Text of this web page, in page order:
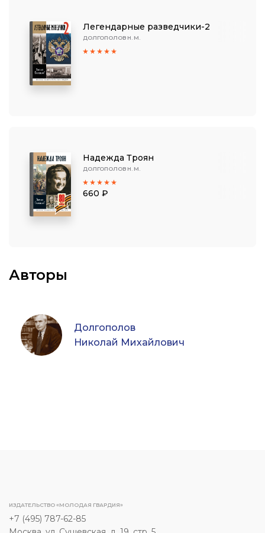
Легендарные разведчики-2
ДОЛГОПОЛОВ Н. М.
Надежда Троян
ДОЛГОПОЛОВ Н. М.
660 ₽
Авторы
Долгополов
Николай Михайлович
ИЗДАТЕЛЬСТВО «МОЛОДАЯ ГВАРДИЯ»
+7 (495) 787-62-85